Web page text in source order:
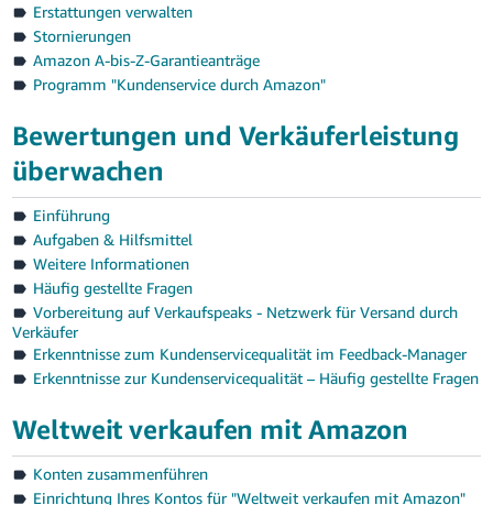
Erstattungen verwalten
Stornierungen
Amazon A-bis-Z-Garantieanträge
Programm "Kundenservice durch Amazon"
Bewertungen und Verkäuferleistung
überwachen
Einführung
Aufgaben & Hilfsmittel
Weitere Informationen
Häufig gestellte Fragen
Vorbereitung auf Verkaufspeaks - Netzwerk für Versand durch
Verkäufer
Erkenntnisse zum Kundenservicequalität im Feedback-Manager
Erkenntnisse zur Kundenservicequalität – Häufig gestellte Fragen
Weltweit verkaufen mit Amazon
Konten zusammenführen
Einrichtung Ihres Kontos für "Weltweit verkaufen mit Amazon"